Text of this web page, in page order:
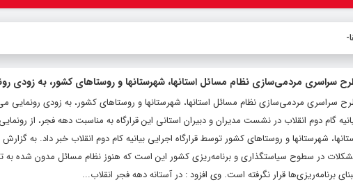
ع
سراسری مردمی‌سازی نظام مسائل استانها، شهرستانها و روستاهای کشور، به زودی
سراسری مردمی‌سازی نظام مسائل استانها، شهرستانها و روستاهای کشور، به زودی رونمایی
گام دوم انقلاب در نشست مدیران و دبیران استانی این قرارگاه به مناسبت دهه فجر، از
شهرستانها و روستاهای کشور توسط قرارگاه اجرایی بیانیه کام دوم انقلاب خبر داد‌. به
در سطوح سیاستگذاری و برنامه‌ریزی کشور این است که هنوز نظام مسائل مدون شده به
برنامه‌ریزی‌ها قرار نگرفته است. وی افزود : در آستانه دهه فجر انقلاب...